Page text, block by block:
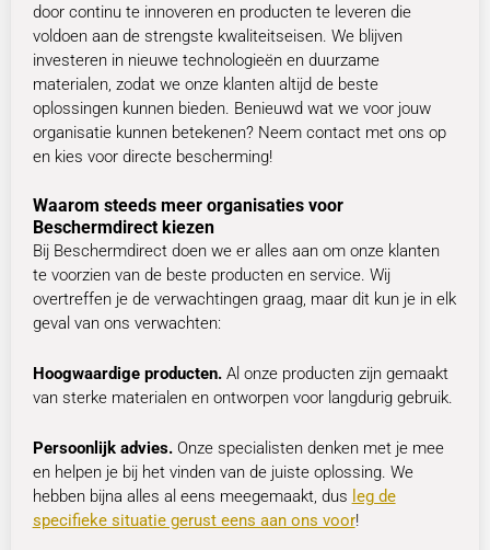
door continu te innoveren en producten te leveren die
voldoen aan de strengste kwaliteitseisen. We blijven
investeren in nieuwe technologieën en duurzame
materialen, zodat we onze klanten altijd de beste
oplossingen kunnen bieden. Benieuwd wat we voor jouw
organisatie kunnen betekenen? Neem contact met ons op
en kies voor directe bescherming!
Waarom steeds meer organisaties voor
Beschermdirect kiezen
Bij Beschermdirect doen we er alles aan om onze klanten
te voorzien van de beste producten en service. Wij
overtreffen je de verwachtingen graag, maar dit kun je in elk
geval van ons verwachten:
Hoogwaardige producten. Al onze producten zijn gemaakt
van sterke materialen en ontworpen voor langdurig gebruik.
Persoonlijk advies.Onze specialisten denken met je mee
en helpen je bij het vinden van de juiste oplossing. We
hebben bijna alles al eens meegemaakt, dus leg de
specifieke situatie gerust eens aan ons voor!